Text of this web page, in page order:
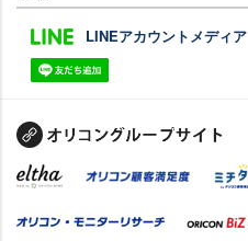
LINEアカウントメディア